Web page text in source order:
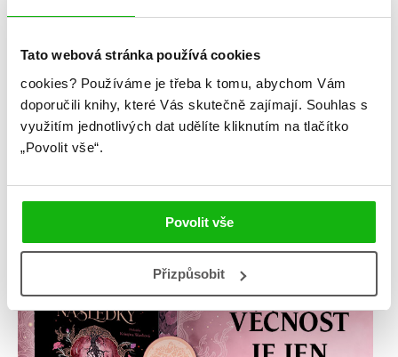
Tato webová stránka používá cookies
cookies? Používáme je třeba k tomu, abychom Vám
doporučili knihy, které Vás skutečně zajímají. Souhlas s
využitím jednotlivých dat udělíte kliknutím na tlačítko
„Povolit vše“.
Povolit vše
Přizpůsobit